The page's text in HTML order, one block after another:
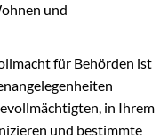
und
für Behörden ist
in Ihrem
und bestimmte